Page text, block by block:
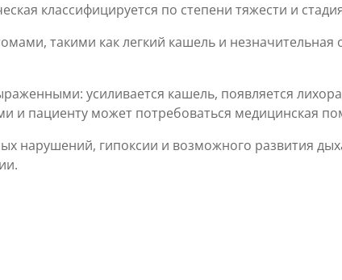
классифицируется по степени тяжести и
такими как легкий кашель и
усиливается кашель, появляется
и пациенту может потребоваться медицинская
нарушений, гипоксии и возможного развития